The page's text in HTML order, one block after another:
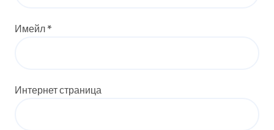
Имейл *
Интернет страница